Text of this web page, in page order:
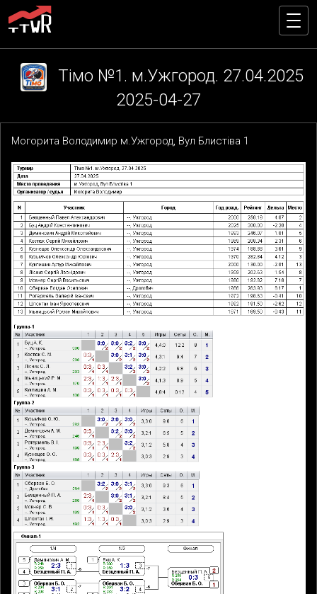
Тімо №1. м.Ужгород. 27.04.2025
2025-04-27
Могорита Володимир м.Ужгород, Вул Блистіва 1